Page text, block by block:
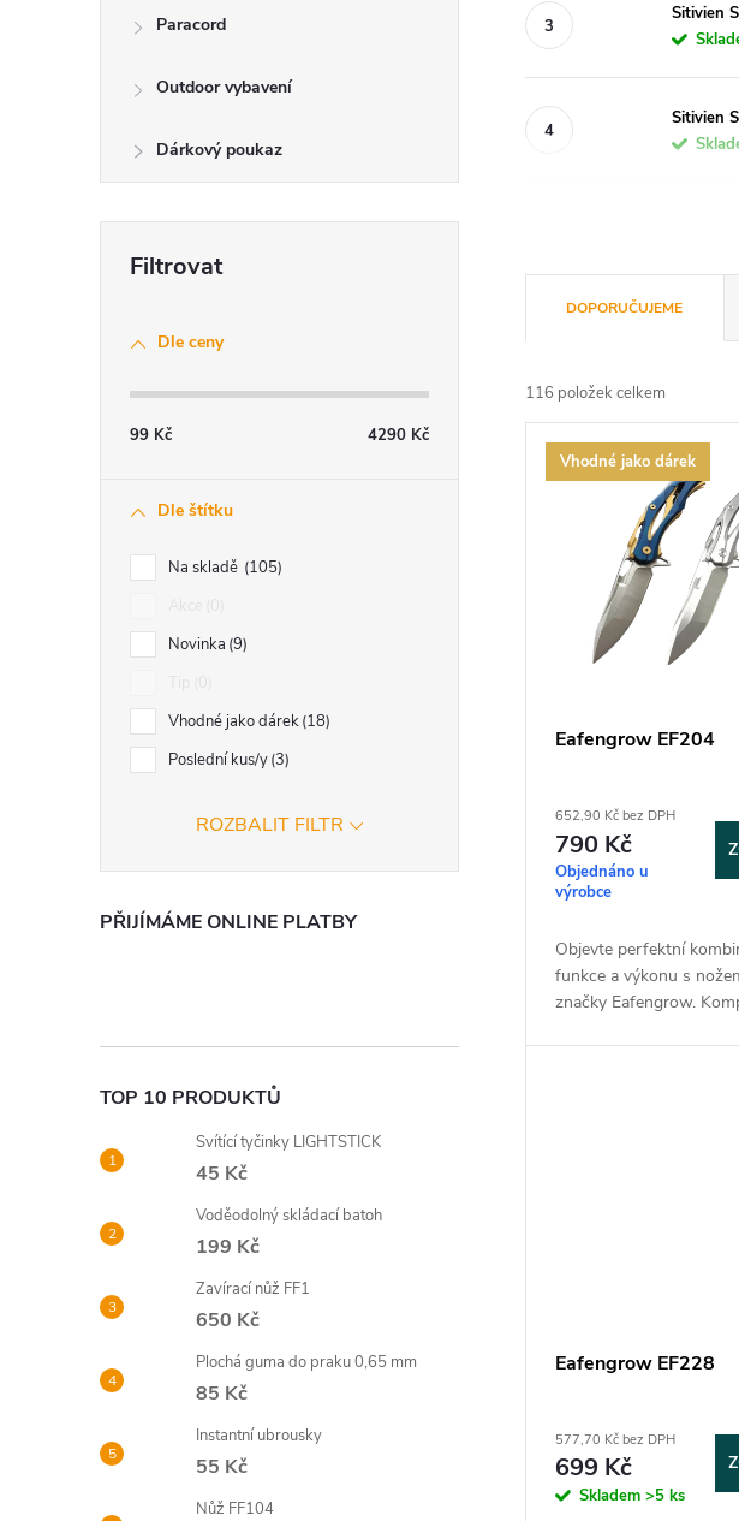
e
Paracord
Outdoor vybavení
Dárkový poukaz
Dle ceny
99 Kč 4290 Kč
Dle štítku
Na skladě 105
Novinka 9
Vhodné jako dárek 18
Poslední kus/y 3
ROZBALIT FILTR
PŘIJÍMÁME ONLINE PLATBY
TOP 10 PRODUKTŮ
Svítící tyčinky LIGHTSTICK
45 Kč
Voděodolný skládací batoh
199 Kč
Zavírací nůž FF1
650 Kč
Plochá guma do praku 0,65 mm
85 Kč
Instantní ubrousky
55 Kč
Nůž FF104
Sitivien
Sitivien
a
z
e
DOPORUČUJEME
116 položek celkem
V
k
Vhodné jako dárek
Eafengrow EF204
652,90 Kč bez DPH
790 Kč
Objednáno u
výrobce
Objevte perfektní
funkce a výkonu s
značky Eafengrow.
Eafengrow EF228
577,70 Kč bez DPH
699 Kč
Skladem >5 ks